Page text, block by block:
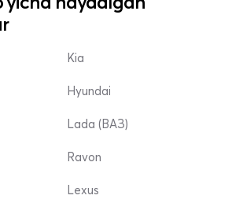
Kia
Hyundai
Lada (ВАЗ)
Ravon
Lexus